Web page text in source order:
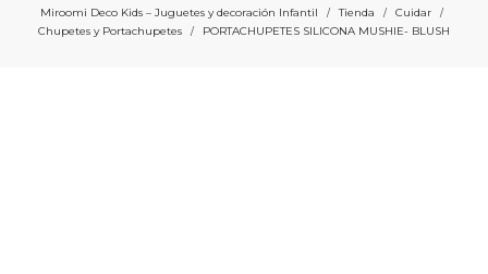
Miroomi Deco Kids – Juguetes y decoración Infantil / Tienda / Cuidar /
Chupetes y Portachupetes / PORTACHUPETES SILICONA MUSHIE- BLUSH